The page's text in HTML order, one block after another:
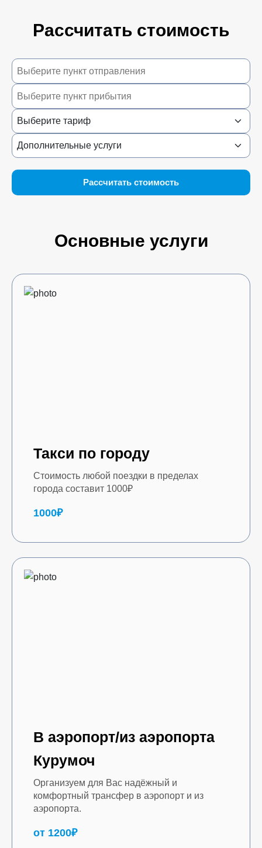
Рассчитать стоимость
Рассчитать стоимость
Основные услуги
Такси по городу
Стоимость любой поездки в пределах
города составит 1000₽
1000₽
В аэропорт/из аэропорта
Курумоч
Организуем для Вас надёжный и
комфортный трансфер в аэропорт и из
аэропорта.
от 1200₽